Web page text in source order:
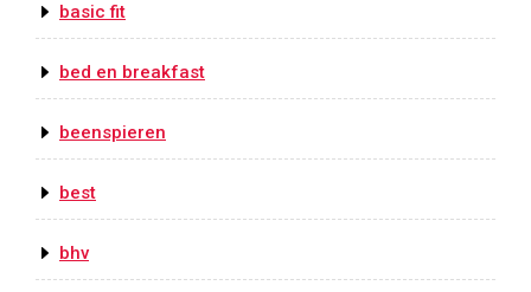
basic fit
bed en breakfast
beenspieren
best
bhv